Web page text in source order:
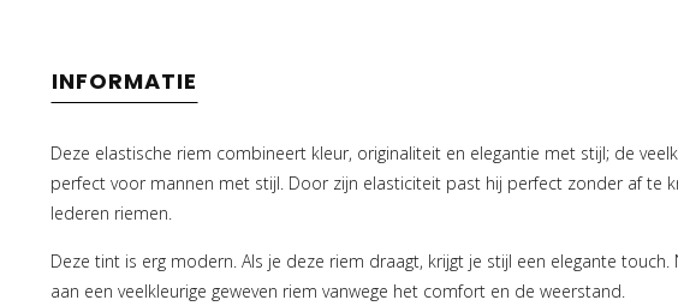
INFORMATIE
Deze elastische riem combineert kleur, originaliteit en elegantie met stijl; de
perfect voor mannen met stijl. Door zijn elasticiteit past hij perfect zonder af te
lederen riemen.
Deze tint is erg modern. Als je deze riem draagt, krijgt je stijl een elegante
aan een veelkleurige geweven riem vanwege het comfort en de weerstand.